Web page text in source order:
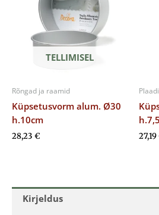
Kirjeldus
TELLIMISEL
Rõngad ja raamid
Küpsetusvorm alum. Ø30
h.10cm
28,23 € 27,19